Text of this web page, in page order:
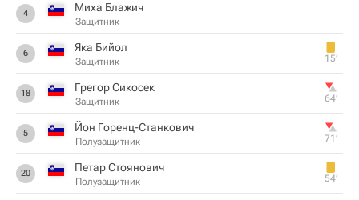
4 Миха Блажич
Защитник
6 Яка Бийол
Защитник 15‎’‎
18 Грегор Сикосек
Защитник 64‎’‎
5 Йон Горенц-Станкович
Полузащитник 71‎’‎
20 Петар Стоянович
Полузащитник 54‎’‎